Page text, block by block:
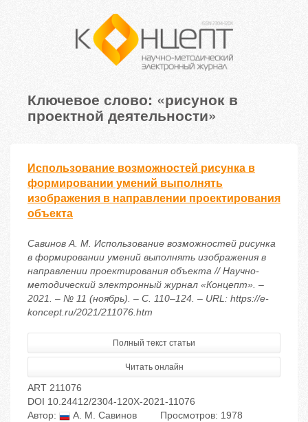
Ключевое слово: «рисунок в
проектной деятельности»
Использование возможностей рисунка в
формировании умений выполнять
изображения в направлении проектирования
объекта
Савинов А. М. Использование возможностей рисунка
в формировании умений выполнять изображения в
направлении проектирования объекта // Научно-
методический электронный журнал «Концепт». –
2021. – № 11 (ноябрь). – С. 110–124. – URL: https://e-
koncept.ru/2021/211076.htm
Полный текст статьи
Читать онлайн
ART 211076
DOI 10.24412/2304-120X-2021-11076
Автор:
А. М. Савинов Просмотров: 1978